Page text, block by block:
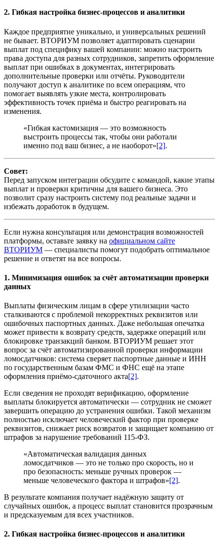
2. Гибкая настройка бизнес-процессов и аналитики
Каждое предприятие уникально, и универсальных решений
не бывает. ВТОРИУМ позволяет адаптировать сценарии
выплат под специфику вашей компании: можно настроить
права доступа для разных сотрудников, запретить оформление
выплат при ошибках в документах, интегрировать
дополнительные проверки или отчёты. Руководители
получают доступ к аналитике по всем операциям, что
помогает выявлять узкие места, контролировать
эффективность точек приёма и быстро реагировать на
изменения.
«Гибкая кастомизация — это возможность
выстроить процессы так, чтобы они работали
именно под ваш бизнес, а не наоборот»[2].
Совет:
Перед запуском интеграции обсудите с командой, какие этапы
выплат и проверки критичны для вашего бизнеса. Это
позволит сразу настроить систему под реальные задачи и
избежать доработок в будущем.
Если нужна консультация или демонстрация возможностей
платформы, оставьте заявку на официальном сайте
ВТОРИУМ — специалисты помогут подобрать оптимальное
решение и ответят на все вопросы.
1. Минимизация ошибок за счёт автоматизации проверки
данных
Выплаты физическим лицам в сфере утилизации часто
сталкиваются с проблемой некорректных реквизитов или
ошибочных паспортных данных. Даже небольшая опечатка
может привести к возврату средств, задержке операций или
блокировке транзакций банком. ВТОРИУМ решает этот
вопрос за счёт автоматизированной проверки информации
ломосдатчиков: система сверяет паспортные данные и ИНН
по государственным базам ФМС и ФНС ещё на этапе
оформления приёмо-сдаточного акта[2].
Если сведения не проходят верификацию, оформление
выплаты блокируется автоматически — сотрудник не сможет
завершить операцию до устранения ошибки. Такой механизм
полностью исключает человеческий фактор при проверке
реквизитов, снижает риск возвратов и защищает компанию от
штрафов за нарушение требований 115-ФЗ.
«Автоматическая валидация данных
ломосдатчиков — это не только про скорость, но и
про безопасность: меньше ручных проверок —
меньше человеческого фактора и штрафов»[2].
В результате компания получает надёжную защиту от
случайных ошибок, а процесс выплат становится прозрачным
и предсказуемым для всех участников.
2. Гибкая настройка бизнес-процессов и аналитики